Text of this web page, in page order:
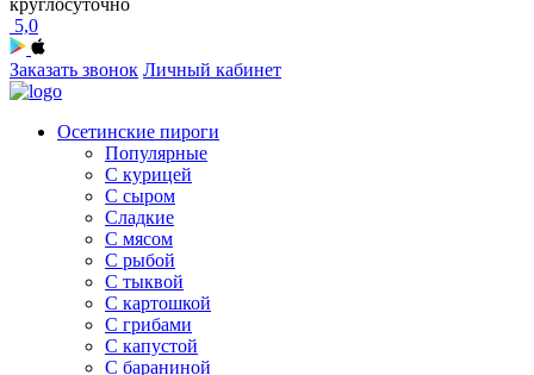
круглосуточно
5,0
Заказать звонок Личный кабинет
Осетинские пироги
Популярные
С курицей
С сыром
Сладкие
С мясом
С рыбой
С тыквой
С картошкой
С грибами
С капустой
C бараниной